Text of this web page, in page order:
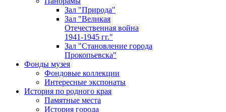
Зал "Природа"
Зал "Великая
Отечественная война
1941-1945 гг."
Зал "Становление города
Прокопьевска"
Фонды музея
Фондовые коллекции
Интересные экспонаты
История по родного края
Памятные места
История города